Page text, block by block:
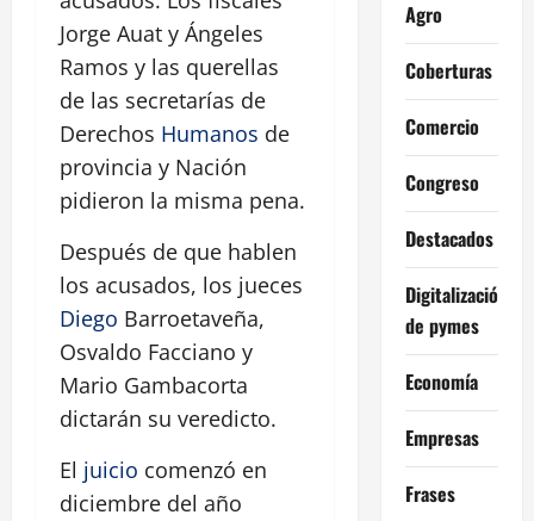
Jorge Auat y Ángeles
Ramos y las querellas
de las secretarías de
Derechos Humanos de
provincia y Nación
pidieron la misma pena.
Después de que hablen
los acusados, los jueces
Diego Barroetaveña,
Osvaldo Facciano y
Mario Gambacorta
dictarán su veredicto.
El juicio comenzó en
diciembre del año
Agro
Coberturas
Comercio
Congreso
Destacados
Digitalización
de pymes
Economía
Empresas
Frases